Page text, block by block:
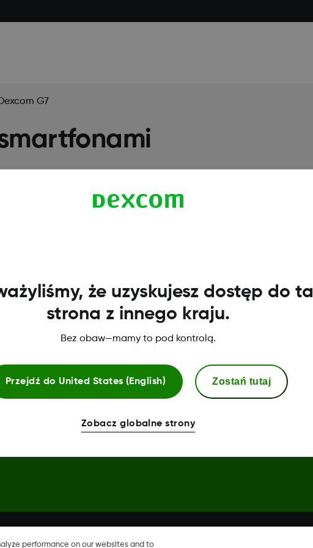
G7
Centrum uwierzytelniania
Deklaracja zgodności
Share są zastrzeżonymi
krajach.
performance on our websites and to
że uzyskujesz dostęp do ta
strona z innego kraju.
Bez obaw—mamy to pod kontrolą.
Przejdź do United States (English) Zostań tutaj
Zobacz globalne strony